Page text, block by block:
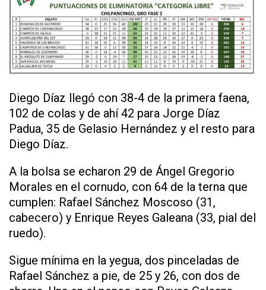
Diego Díaz llegó con 38-4 de la primera faena,
102 de colas y de ahí 42 para Jorge Díaz
Padua, 35 de Gelasio Hernández y el resto para
Diego Díaz.
A la bolsa se echaron 29 de Ángel Gregorio
Morales en el cornudo, con 64 de la terna que
cumplen: Rafael Sánchez Moscoso (31,
cabecero) y Enrique Reyes Galeana (33, pial del
ruedo).
Sigue mínima en la yegua, dos pinceladas de
Rafael Sánchez a pie, de 25 y 26, con dos de